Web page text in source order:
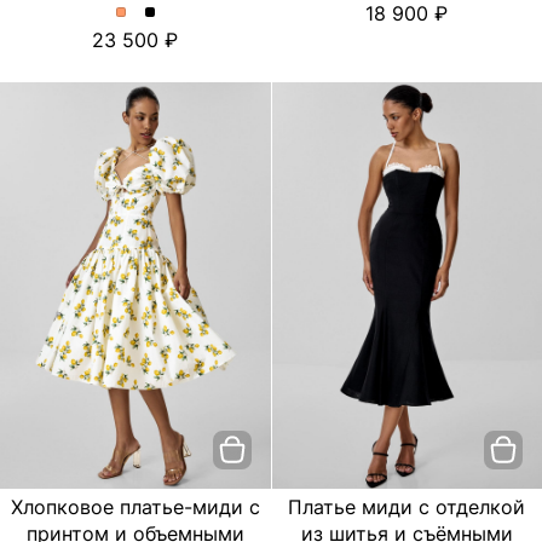
Платье
миди
отделкой
из
шитья
и
съёмными
бретелями.
Цвет
Персиковый
Платье
миди
отделкой
из
шитья
и
съёмными
бретелями.
Цвет
Черный
23 500
платье
принтом.
Цвет
пудровый
платье
принтом.
Цвет
Черный
18 900
Хлопковое платье-миди с
принтом и объемными
Платье миди с отделкой
из шитья и съёмными